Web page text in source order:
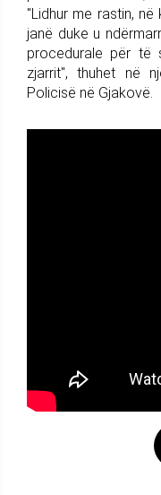
"Lidhur me rastin,
janë duke u
procedurale për të
zjarrit", thuhet në
Policisë në Gjakovë.